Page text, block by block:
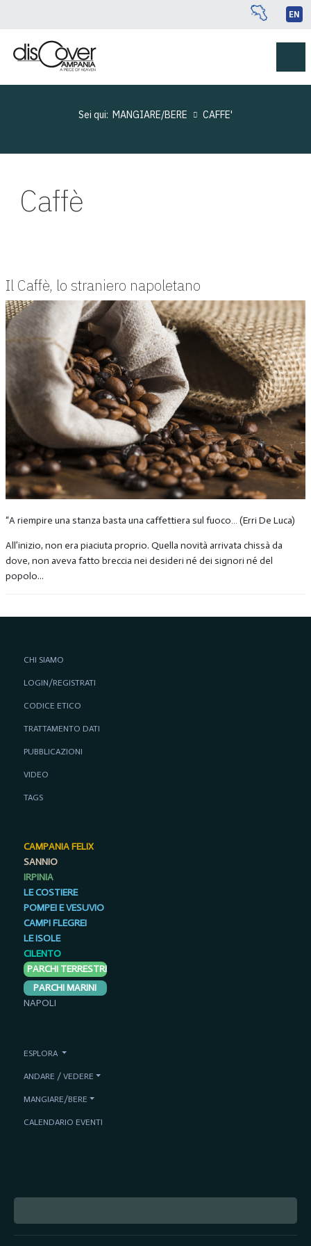
EN
Sei qui: MANGIARE/BERE CAFFE'
Caffè
Il Caffè, lo straniero napoletano
“A riempire una stanza basta una caffettiera sul fuoco… (Erri De Luca)
All’inizio, non era piaciuta proprio. Quella novità arrivata chissà da
dove, non aveva fatto breccia nei desideri né dei signori né del
popolo...
CHI SIAMO
LOGIN/REGISTRATI
CODICE ETICO
TRATTAMENTO DATI
PUBBLICAZIONI
VIDEO
TAGS
CAMPANIA FELIX
SANNIO
IRPINIA
LE COSTIERE
POMPEI E VESUVIO
CAMPI FLEGREI
LE ISOLE
CILENTO
PARCHI TERRESTRI
PARCHI MARINI
NAPOLI
ESPLORA
ANDARE / VEDERE
MANGIARE/BERE
CALENDARIO EVENTI